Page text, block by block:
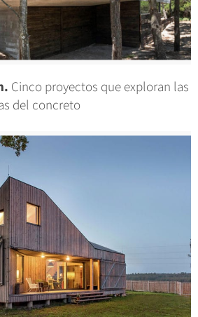
Cinco proyectos que exploran las
del concreto